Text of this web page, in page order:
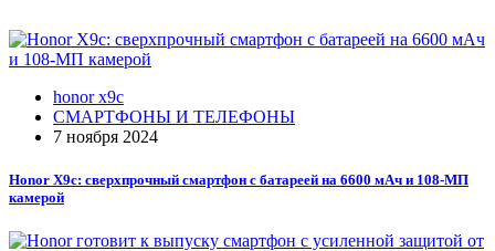
honor x9c
СМАРТФОНЫ И ТЕЛЕФОНЫ
7 ноября 2024
Honor X9c: сверхпрочный смартфон с батареей на 6600 мАч и 108-МП
камерой